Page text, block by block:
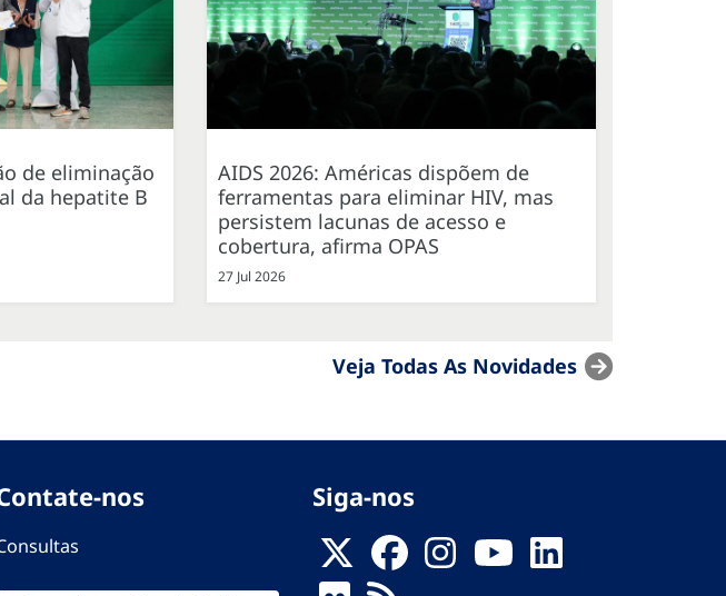
de eliminação
da hepatite B
AIDS 2026: Américas dispõem de
ferramentas para eliminar HIV, mas
persistem lacunas de acesso e
cobertura, afirma OPAS
27 Jul 2026
Veja Todas As Novidades
nos Siga-nos